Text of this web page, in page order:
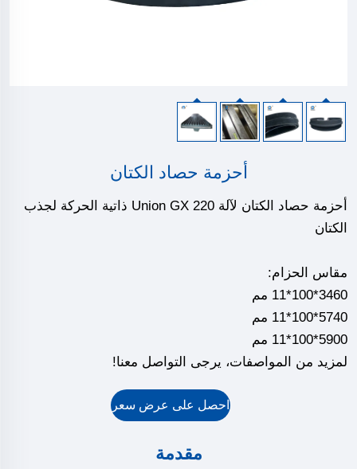
أحزمة حصاد الكتان
أحزمة حصاد الكتان لآلة Union GX 220 ذاتية الحركة لجذب
الكتان
مقاس الحزام:
3460*100*11 مم
5740*100*11 مم
5900*100*11 مم
لمزيد من المواصفات، يرجى التواصل معنا!
احصل على عرض سعر
مقدمة